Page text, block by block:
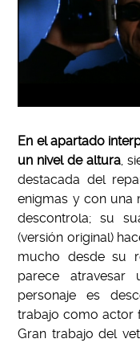
En el apartado
un nivel de altura,
destacada del
enigmas y con una
descontrola; su
(versión original)
mucho desde su
parece
personaje es
trabajo como actor
Gran trabajo del